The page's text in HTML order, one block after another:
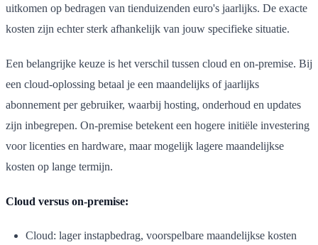
uitkomen op bedragen van tienduizenden euro's jaarlijks. De exacte
kosten zijn echter sterk afhankelijk van jouw specifieke situatie.
Een belangrijke keuze is het verschil tussen cloud en on-premise. Bij
een cloud-oplossing betaal je een maandelijks of jaarlijks
abonnement per gebruiker, waarbij hosting, onderhoud en updates
zijn inbegrepen. On-premise betekent een hogere initiële investering
voor licenties en hardware, maar mogelijk lagere maandelijkse
kosten op lange termijn.
Cloud versus on-premise:
Cloud: lager instapbedrag, voorspelbare maandelijkse kosten